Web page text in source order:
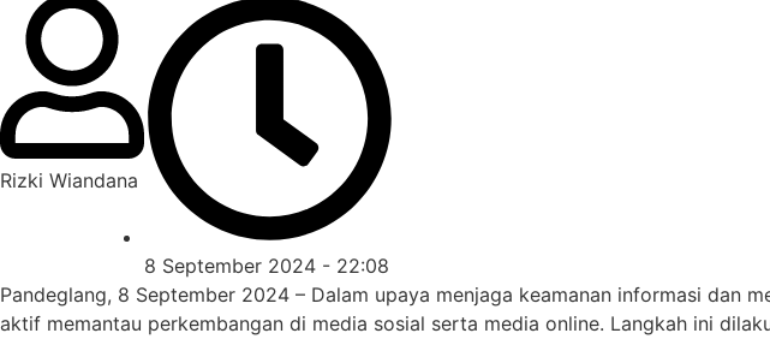
Rizki Wiandana
8 September 2024 - 22:08
Pandeglang, 8 September 2024 – Dalam upaya menjaga keamanan informasi dan
aktif memantau perkembangan di media sosial serta media online. Langkah ini